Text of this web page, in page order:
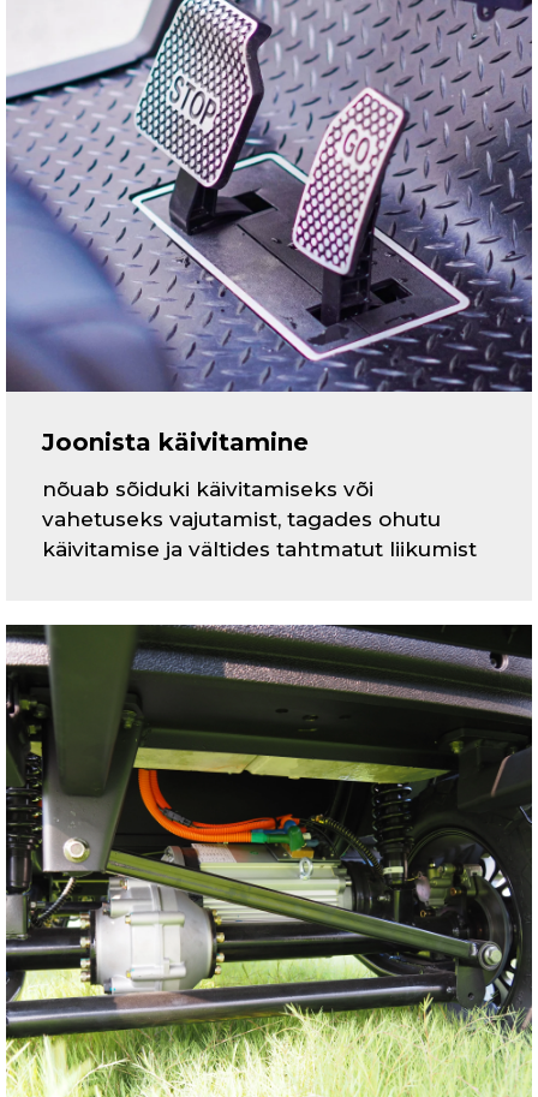
Joonista käivitamine
nõuab sõiduki käivitamiseks või
vahetuseks vajutamist, tagades ohutu
käivitamise ja vältides tahtmatut liikumist